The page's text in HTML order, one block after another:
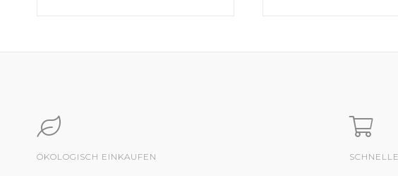
ÖKOLOGISCH EINKAUFEN